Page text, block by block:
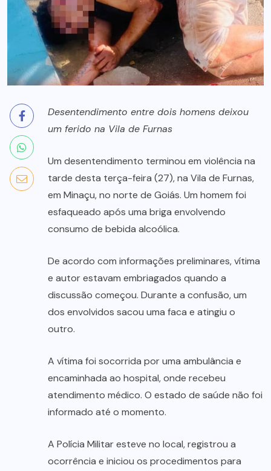
Desentendimento entre dois homens deixou
um ferido na Vila de Furnas
Um desentendimento terminou em violência na
tarde desta terça-feira (27), na Vila de Furnas,
em Minaçu, no norte de Goiás. Um homem foi
esfaqueado após uma briga envolvendo
consumo de bebida alcoólica.
De acordo com informações preliminares, vítima
e autor estavam embriagados quando a
discussão começou. Durante a confusão, um
dos envolvidos sacou uma faca e atingiu o
outro.
A vítima foi socorrida por uma ambulância e
encaminhada ao hospital, onde recebeu
atendimento médico. O estado de saúde não foi
informado até o momento.
A Polícia Militar esteve no local, registrou a
ocorrência e iniciou os procedimentos para